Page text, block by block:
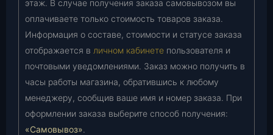
этаж. В случае получения заказа самовывозом вы
оплачиваете только стоимость товаров заказа.
Информация о составе, стоимости и статусе заказа
отображается в личном кабинете пользователя и
почтовыми уведомлениями. Заказ можно получить в
часы работы магазина, обратившись к любому
менеджеру, сообщив ваше имя и номер заказа. При
оформлении заказа выберите способ получения:
«Самовывоз».